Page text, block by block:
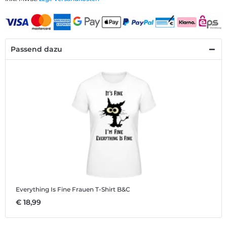
Passend dazu
Everything Is Fine Frauen T-Shirt B&C
€ 18,99